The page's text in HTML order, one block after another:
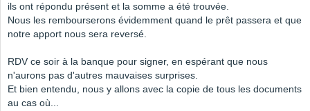
ils ont répondu présent et la somme a été trouvée.
Nous les rembourserons évidemment quand le prêt passera et que
notre apport nous sera reversé.
RDV ce soir à la banque pour signer, en espérant que nous
n'aurons pas d'autres mauvaises surprises.
Et bien entendu, nous y allons avec la copie de tous les documents
au cas où...